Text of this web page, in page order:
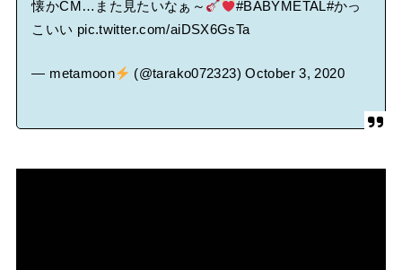
懐かCM…また見たいなぁ～ #BABYMETAL#かっ
こいい pic.twitter.com/aiDSX6GsTa
— metamoon (@tarako072323)October 3, 2020